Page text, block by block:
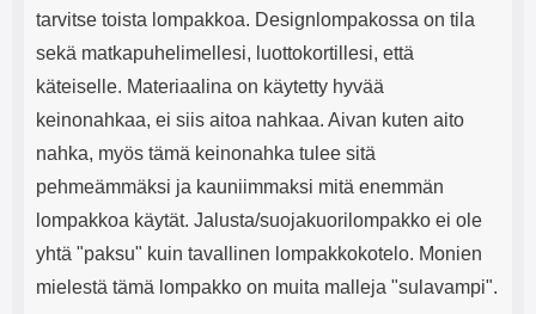
tarvitse toista lompakkoa. Designlompakossa on tila
sekä matkapuhelimellesi, luottokortillesi, että
käteiselle. Materiaalina on käytetty hyvää
keinonahkaa, ei siis aitoa nahkaa. Aivan kuten aito
nahka, myös tämä keinonahka tulee sitä
pehmeämmäksi ja kauniimmaksi mitä enemmän
lompakkoa käytät. Jalusta/suojakuorilompakko ei ole
yhtä "paksu" kuin tavallinen lompakkokotelo. Monien
mielestä tämä lompakko on muita malleja "sulavampi".